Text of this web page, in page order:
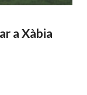
a Xàbia